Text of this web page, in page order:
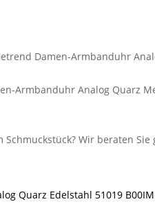
Armbanduhr Analog Quarz